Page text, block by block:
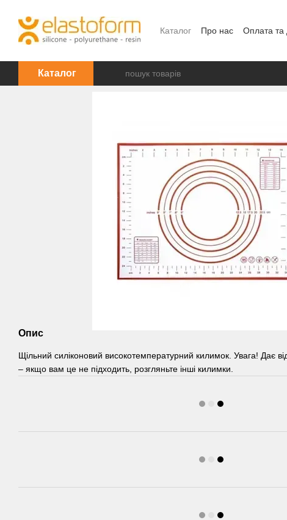
Каталог Про нас Оплата та
Каталог
Опис
Щільний силіконовий високотемпературний килимок. Увага! Дає
– якщо вам це не підходить, розгляньте інші килимки.